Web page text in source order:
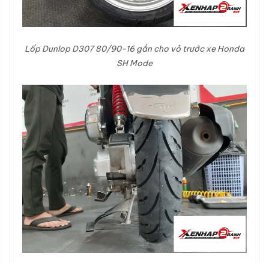
Lốp Dunlop D307 80/90-16 gắn cho vỏ trước xe Honda
SH Mode